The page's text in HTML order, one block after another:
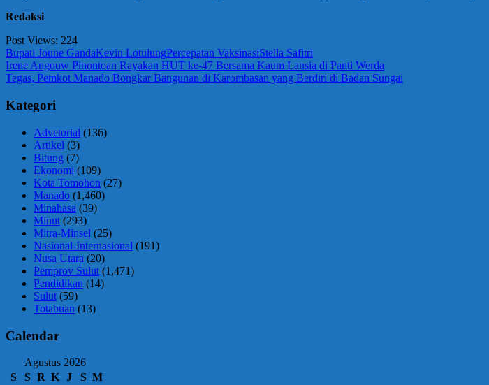
Redaksi
Post Views: 224
Bupati Joune GandaKevin LotulungPercepatan VaksinasiStella Safitri
Navigasi
pos
Previous
Post:
Irene Angouw Pinontoan Rayakan HUT ke-47 Bersama Kaum Lansia di Panti Werda
Next
Tegas, Pemkot Manado Bongkar Bangunan di Karombasan yang Berdiri di Badan Sungai
Kategori
Advetorial (136)
Artikel (3)
Bitung (7)
Ekonomi (109)
Kota Tomohon (27)
Manado (1,460)
Minahasa (39)
Minut (293)
Mitra-Minsel (25)
Nasional-Internasional (191)
Nusa Utara (20)
Pemprov Sulut (1,471)
Pendidikan (14)
Sulut (59)
Totabuan (13)
Calendar
Agustus 2026
S
S R K J S M